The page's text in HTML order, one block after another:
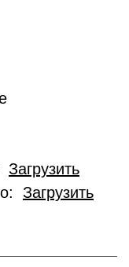
Загрузить
Загрузить